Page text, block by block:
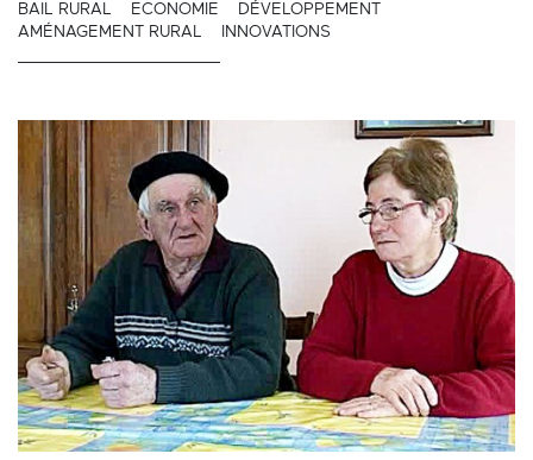
BAIL RURAL
ECONOMIE
DÉVELOPPEMENT
AMÉNAGEMENT RURAL
INNOVATIONS